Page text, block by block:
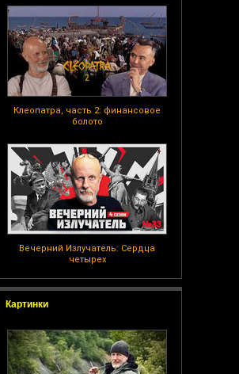
Клеопатра, часть 2: финансовое
болото
Вечерний Излучатель: Сердца
четырех
Картинки